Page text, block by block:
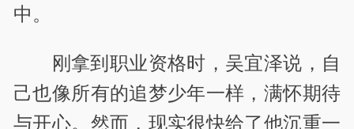
中。
刚拿到职业资格时，吴宜泽说，自
己也像所有的追梦少年一样，满怀期待
与开心。然而，现实很快给了他沉重一